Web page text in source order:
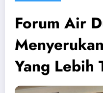
Forum Air
Yang Lebih